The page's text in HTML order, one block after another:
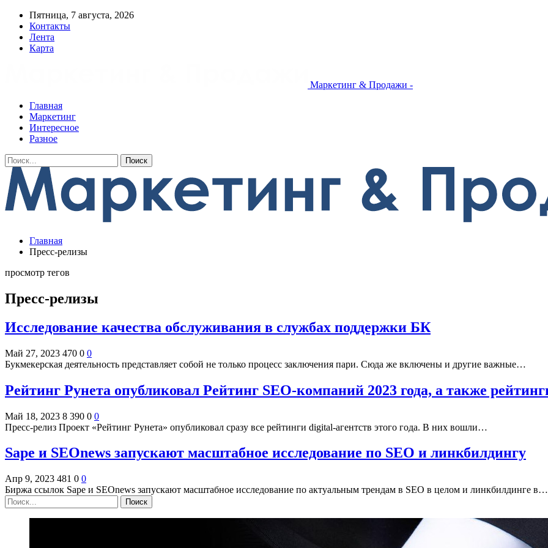
Пятница, 7 августа, 2026
Контакты
Лента
Карта
Маркетинг & Продажи -
Главная
Маркетинг
Интересное
Разное
Главная
Пресс-релизы
просмотр тегов
Пресс-релизы
Исследование качества обслуживания в службах поддержки БК
Май 27, 2023 470 0 0
Букмекерская деятельность представляет собой не только процесс заключения пари. Сюда же включены и другие важные…
Рейтинг Рунета опубликовал Рейтинг SEO-компаний 2023 года, а также
Май 18, 2023 8 390 0 0
Пресс-релиз Проект «Рейтинг Рунета» опубликовал сразу все рейтинги digital-агентств этого года. В них вошли…
Sape и SEOnews запускают масштабное исследование по SEO и линкбилдингу
Апр 9, 2023 481 0 0
Биржа ссылок Sape и SEOnews запускают масштабное исследование по актуальным трендам в SEO в целом и линкбилдинге в…